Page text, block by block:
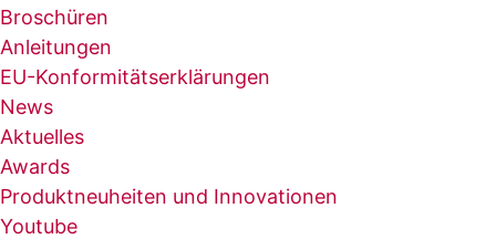
Broschüren
Anleitungen
EU-Konformitätserklärungen
News
Aktuelles
Awards
Produktneuheiten und Innovationen
Youtube